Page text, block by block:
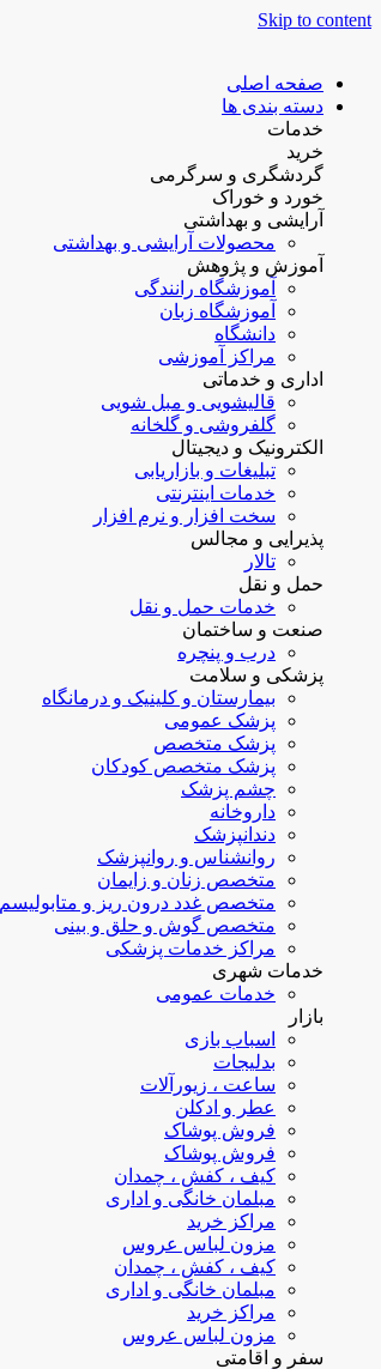
Skip to content
صفحه اصلی
دسته بندی ها
خدمات
خرید
گردشگری و سرگرمی
خورد و خوراک
آرایشی و بهداشتی
محصولات آرایشی و بهداشتی
آموزش و پژوهش
آموزشگاه رانندگی
آموزشگاه زبان
دانشگاه
مراکز آموزشی
اداری و خدماتی
قالیشویی و مبل شویی
گلفروشی و گلخانه
الکترونیک و دیجیتال
تبلیغات و بازاریابی
خدمات اینترنتی
سخت افزار و نرم افزار
پذیرایی و مجالس
تالار
حمل و نقل
خدمات حمل و نقل
صنعت و ساختمان
درب و پنچره
پزشکی و سلامت
بیمارستان و کلینیک و درمانگاه
پزشک عمومی
پزشک متخصص
پزشک متخصص کودکان
چشم پزشک
داروخانه
دندانپزشک
روانشناس و روانپزشک
متخصص زنان و زایمان
متخصص غدد درون ریز و متابولیسم
متخصص گوش و حلق و بینی
مراکز خدمات پزشکی
خدمات شهری
خدمات عمومی
بازار
اسباب بازی
بدلیجات
ساعت ، زیورآلات
عطر و ادکلن
فروش پوشاک
فروش پوشاک
کیف ، کفش ، چمدان
مبلمان خانگی و اداری
مراکز خرید
مزون لباس عروس
کیف ، کفش ، چمدان
مبلمان خانگی و اداری
مراکز خرید
مزون لباس عروس
سفر و اقامتی